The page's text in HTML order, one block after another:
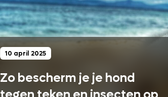
10 april 2025
Zo bescherm je je hond